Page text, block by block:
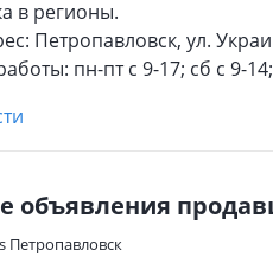
в регионы.
Петропавловск, ул.
пн-пт с 9-17; сб с 9-
объявления
Петропавловск